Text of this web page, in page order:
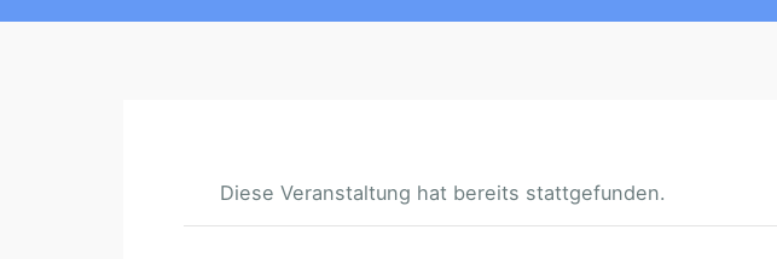
Diese Veranstaltung hat bereits stattgefunden.